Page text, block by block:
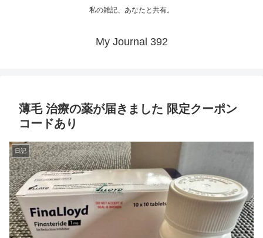
私の雑記、あなたと共有。
My Journal 392
薄毛 治療の薬が届きました 限定クーポン
コードあり
日記